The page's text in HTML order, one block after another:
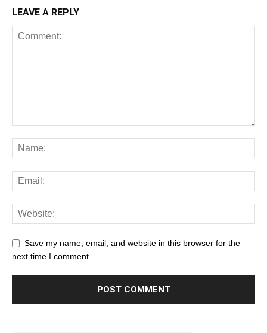
LEAVE A REPLY
Save my name, email, and website in this browser for the
next time I comment.